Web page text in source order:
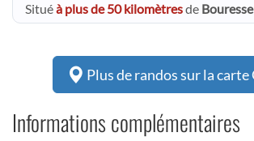
Situéà plus de 50 kilomètresde Bouresse
Plus de randos sur la carte
Informations complémentaires